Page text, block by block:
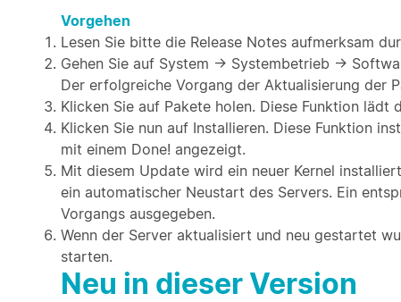
Vorgehen
Lesen Sie bitte die Release Notes aufmerksam
Gehen Sie auf System → Systembetrieb →
Der erfolgreiche Vorgang der Aktualisierung der
Klicken Sie auf Pakete holen. Diese Funktion
Klicken Sie nun auf Installieren. Diese Funktion
mit einem Done! angezeigt.
Mit diesem Update wird ein neuer Kernel
ein automatischer Neustart des Servers. Ein
Vorgangs ausgegeben.
Wenn der Server aktualisiert und neu gestartet
starten.
Neu in dieser Version